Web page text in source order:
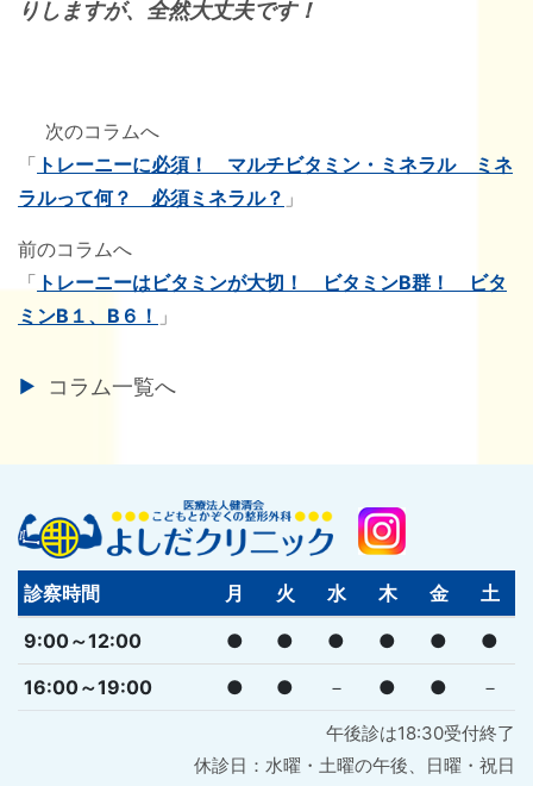
りしますが、全然大丈夫です！
次のコラムへ
「 トレーニーに必須！ マルチビタミン・ミネラル ミネ
ラルって何？ 必須ミネラル？ 」
前のコラムへ
「 トレーニーはビタミンが大切！ ビタミンB群！ ビタ
ミンB１、B６！ 」
コラム一覧へ
診察時間 月 火 水 木 金
土
9:00～12:00
● ● ● ● ●
●
16:00～19:00
● ● － ● ● －
午後診は18:30受付終了
休診日：水曜・土曜の午後、日曜・祝日